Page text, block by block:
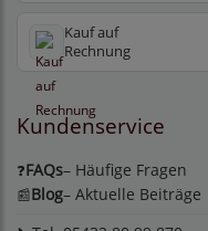
Kauf auf
Rechnung
Kundenservice
❓FAQs– Häufige Fragen
📰Blog– Aktuelle Beiträge